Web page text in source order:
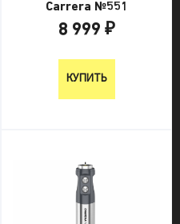
Carrera №551
8 999 ₽
КУПИТЬ